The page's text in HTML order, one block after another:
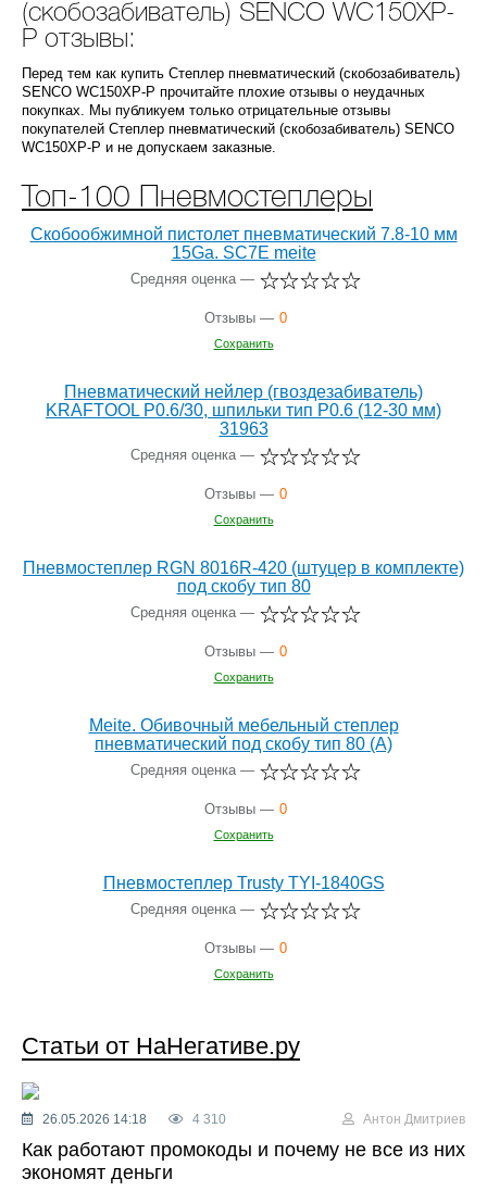
(скобозабиватель) SENCO WC150XP-
P отзывы:
Перед тем как купить Степлер пневматический (скобозабиватель)
SENCO WC150XP-P прочитайте плохие отзывы о неудачных
покупках. Мы публикуем только отрицательные отзывы
покупателей Степлер пневматический (скобозабиватель) SENCO
WC150XP-P и не допускаем заказные.
Топ-100 Пневмостеплеры
Скобообжимной пистолет пневматический 7.8-10 мм
15Ga. SC7E meite
Средняя оценка —
Отзывы — 0
Сохранить
Пневматический нейлер (гвоздезабиватель)
KRAFTOOL P0.6/30, шпильки тип P0.6 (12-30 мм)
31963
Средняя оценка —
Отзывы — 0
Сохранить
Пневмостеплер RGN 8016R-420 (штуцер в комплекте)
под скобу тип 80
Средняя оценка —
Отзывы — 0
Сохранить
Meite. Обивочный мебельный степлер
пневматический под скобу тип 80 (А)
Средняя оценка —
Отзывы — 0
Сохранить
Пневмостеплер Trusty TYI-1840GS
Средняя оценка —
Отзывы — 0
Сохранить
Статьи от НаНегативе.ру
26.05.2026 14:18 4 310 Антон Дмитриев
Как работают промокоды и почему не все из них
экономят деньги